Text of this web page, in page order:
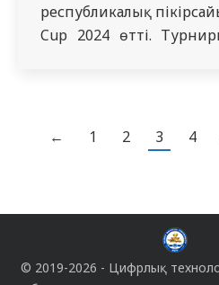
республикалық
Cup 2024 өтті.
Осы турнирге
Жалпы дәрігерлік
← 1 2 3 4
© 2019-2026 - Цифрлық